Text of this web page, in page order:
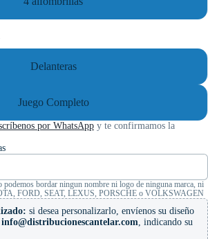
Delanteras
Juego Completo
por WhatsApp y te confirmamos la
podemos bordar ningun nombre ni logo de ninguna marca, ni
FORD, SEAT, LEXUS, PORSCHE o VOLKSWAGEN
si desea personalizarlo, envíenos su diseño
info@distribucionescantelar.com, indicando su